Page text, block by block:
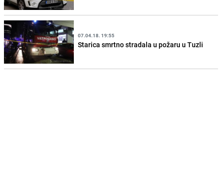
07.04.18. 19:55
Starica smrtno stradala u požaru u Tuzli